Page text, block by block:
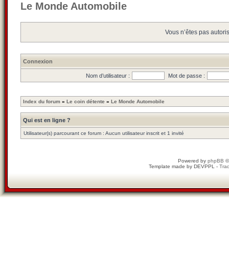
Le Monde Automobile
Vous n’êtes pas
Connexion
Nom d’utilisateur : Mot de passe :
Index du forum » Le coin détente » Le Monde Automobile
Qui est en ligne ?
Utilisateur(s) parcourant ce forum : Aucun utilisateur inscrit et 1 invité
Powered by phpBB
Template made by DEVPPL -